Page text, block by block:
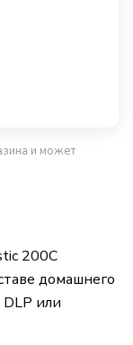
и может
200C
домашнего
DLP или